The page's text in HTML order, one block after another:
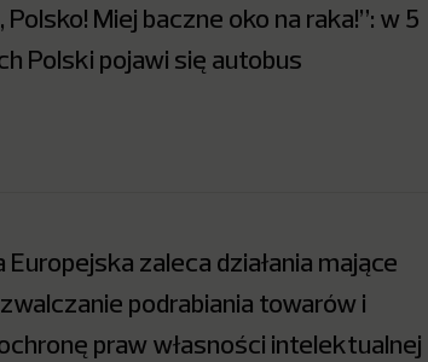
Polsko! Miej baczne oko na raka!”: w 5
Polski pojawi się autobus
Europejska zaleca działania mające
podrabiania towarów i
praw własności intelektualnej